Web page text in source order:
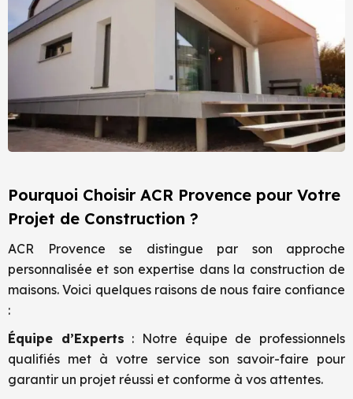
Pourquoi Choisir ACR Provence pour Votre
Projet de Construction ?
ACR Provence se distingue par son approche
personnalisée et son expertise dans la construction de
maisons. Voici quelques raisons de nous faire confiance
:
Équipe d’Experts : Notre équipe de professionnels
qualifiés met à votre service son savoir-faire pour
garantir un projet réussi et conforme à vos attentes.